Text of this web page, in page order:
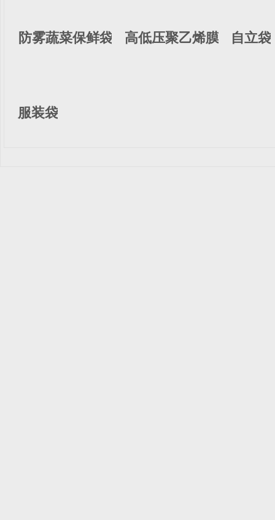
防雾蔬菜保鲜袋 高低压聚乙烯膜 自立袋
服装袋